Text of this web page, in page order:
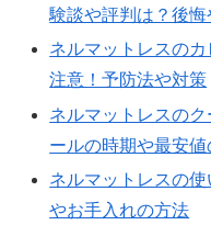
験談や評判は？後
ネルマットレスの
注意！予防法や対策
ネルマットレスの
ールの時期や最安
ネルマットレスの
やお手入れの方法